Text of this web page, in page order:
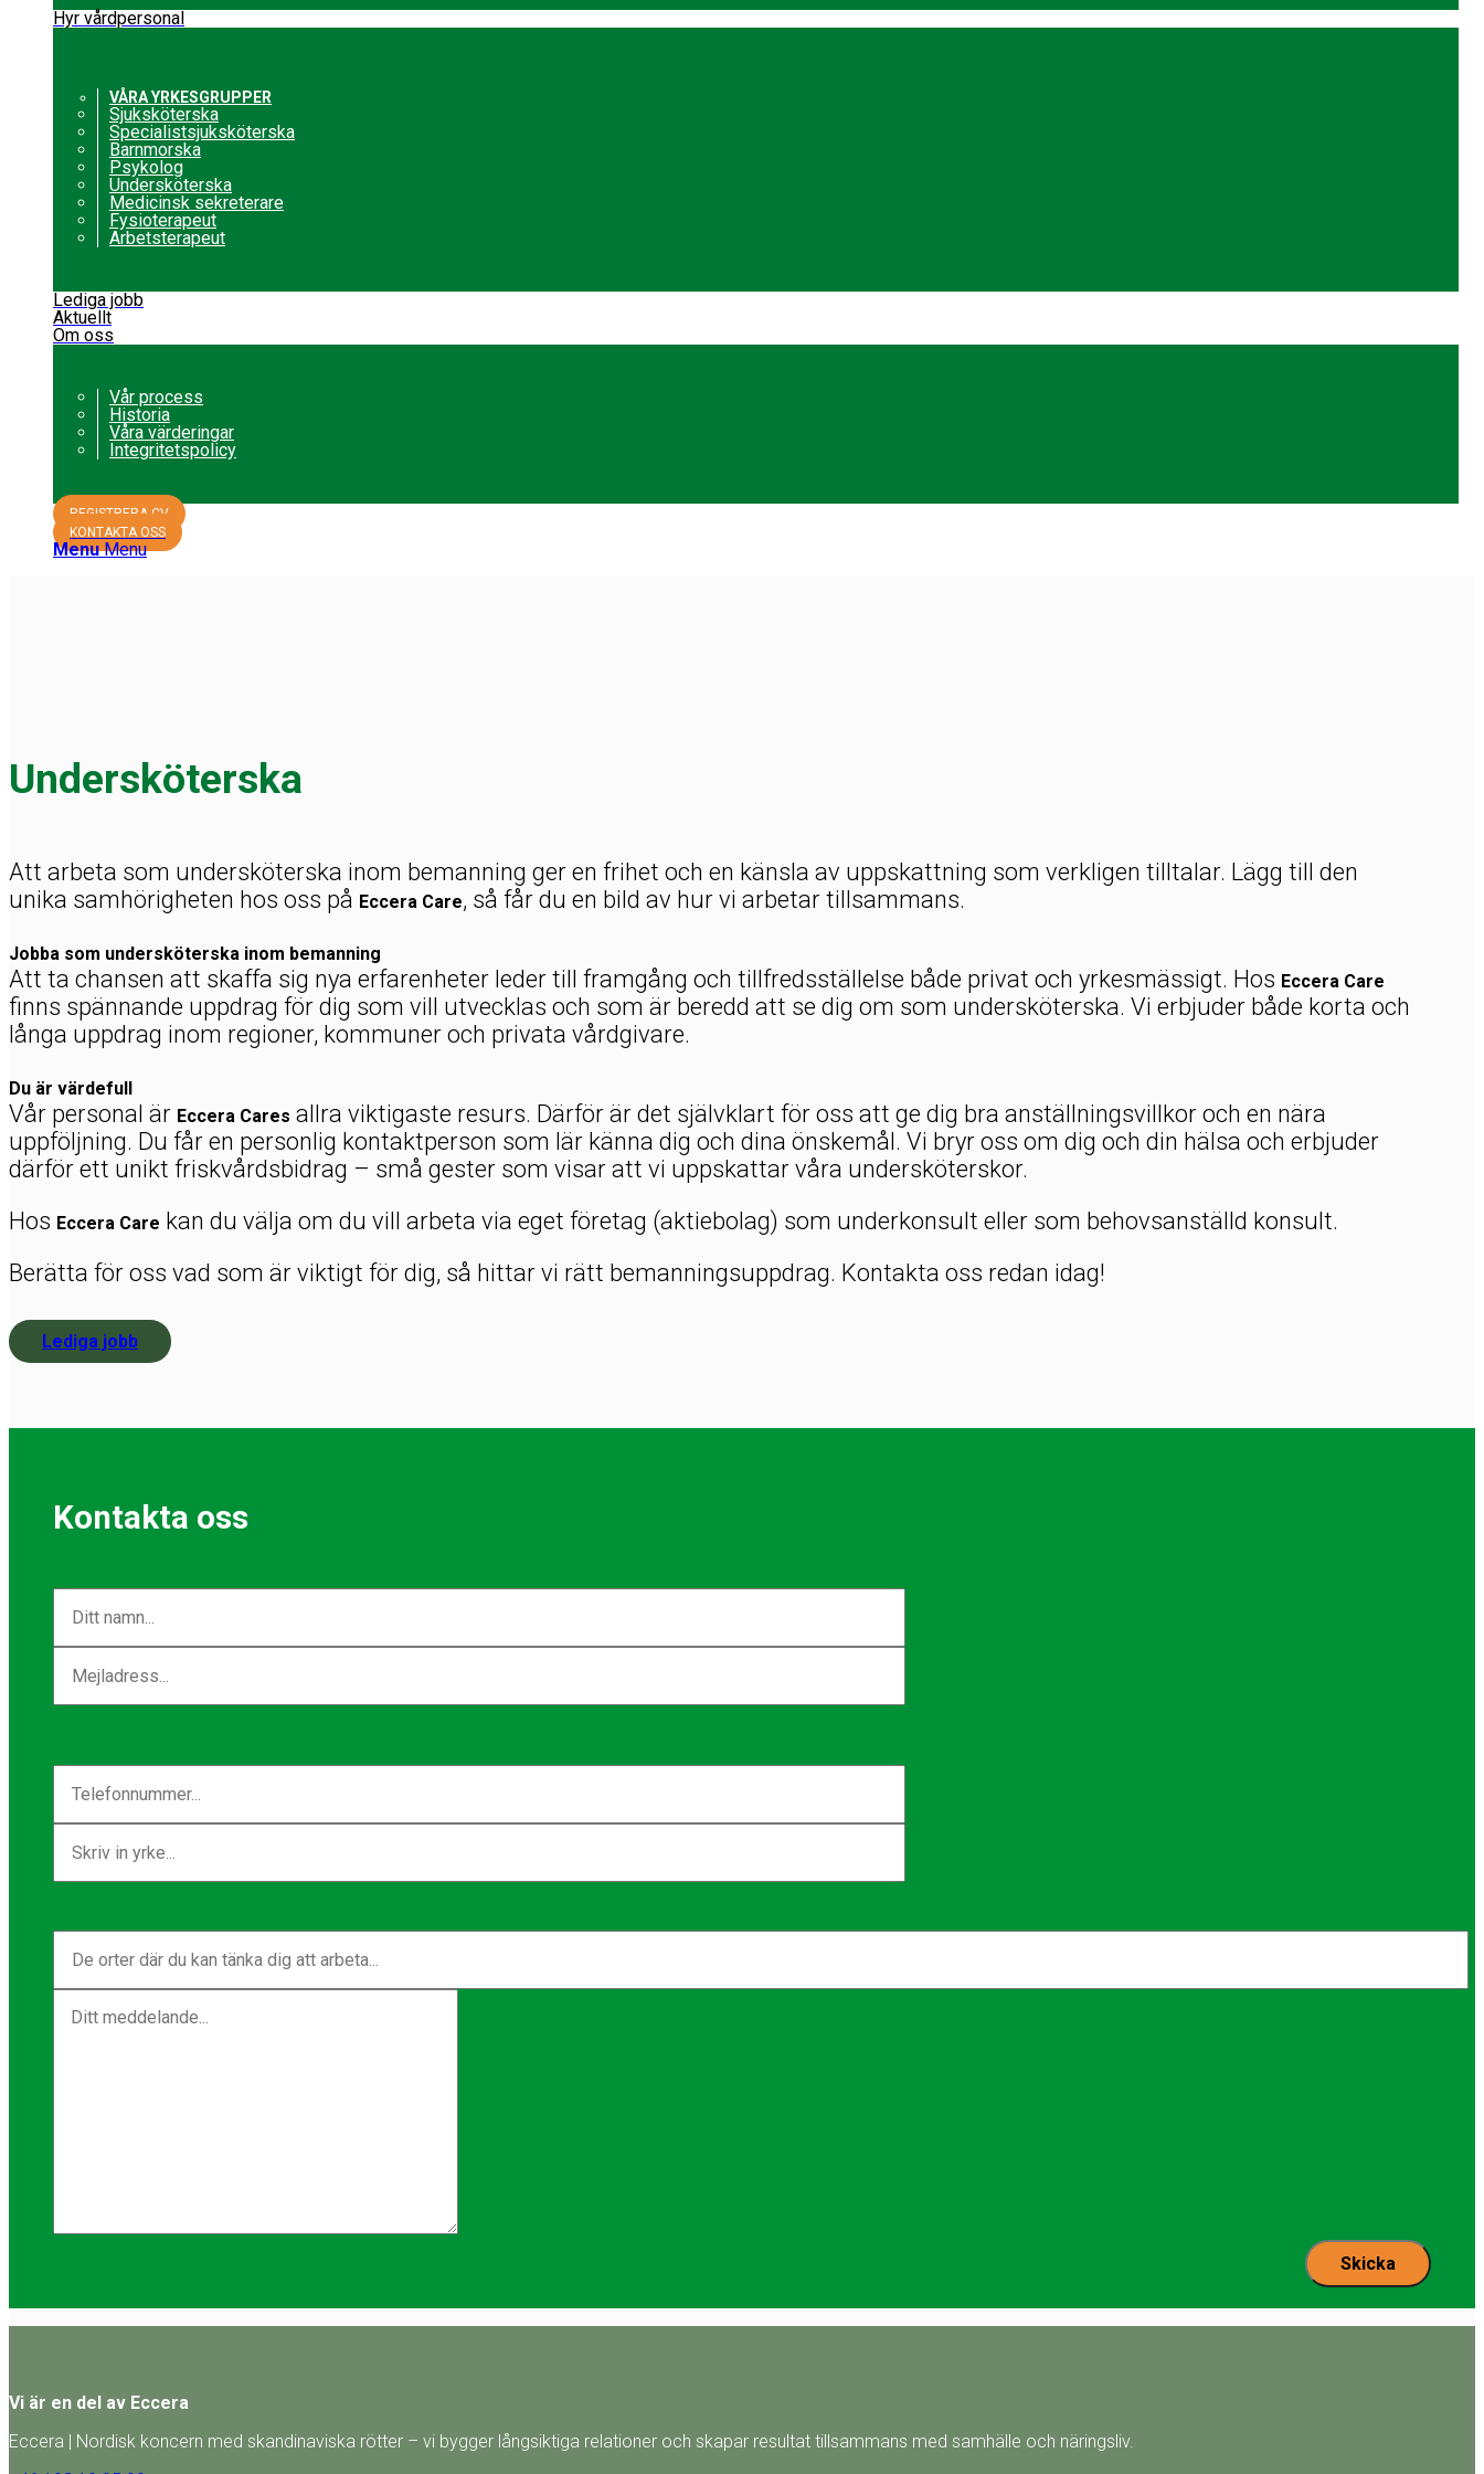
Hyr vårdpersonal
VÅRA YRKESGRUPPER
Sjuksköterska
Specialistsjuksköterska
Barnmorska
Psykolog
Undersköterska
Medicinsk sekreterare
Fysioterapeut
Arbetsterapeut
Lediga jobb
Aktuellt
Om oss
Vår process
Historia
Våra värderingar
Integritetspolicy
REGISTRERA CV
KONTAKTA OSS
Menu Menu
Undersköterska
Att arbeta som undersköterska inom bemanning ger en frihet och en känsla av uppskattning som verkligen tilltalar. Lägg till den
unika samhörigheten hos oss på Eccera Care, så får du en bild av hur vi arbetar tillsammans.
Jobba som undersköterska inom bemanning
Att ta chansen att skaffa sig nya erfarenheter leder till framgång och tillfredsställelse både privat och yrkesmässigt. Hos Eccera Care
finns spännande uppdrag för dig som vill utvecklas och som är beredd att se dig om som undersköterska. Vi erbjuder både korta och
långa uppdrag inom regioner, kommuner och privata vårdgivare.
Du är värdefull
Vår personal är Eccera Cares allra viktigaste resurs. Därför är det självklart för oss att ge dig bra anställningsvillkor och en nära
uppföljning. Du får en personlig kontaktperson som lär känna dig och dina önskemål. Vi bryr oss om dig och din hälsa och erbjuder
därför ett unikt friskvårdsbidrag – små gester som visar att vi uppskattar våra undersköterskor.
Hos Eccera Care kan du välja om du vill arbeta via eget företag (aktiebolag) som underkonsult eller som behovsanställd konsult.
Berätta för oss vad som är viktigt för dig, så hittar vi rätt bemanningsuppdrag. Kontakta oss redan idag!
Lediga jobb
Kontakta oss
Vi är en del av Eccera
Eccera | Nordisk koncern med skandinaviska rötter – vi bygger långsiktiga relationer och skapar resultat tillsammans med samhälle och näringsliv.